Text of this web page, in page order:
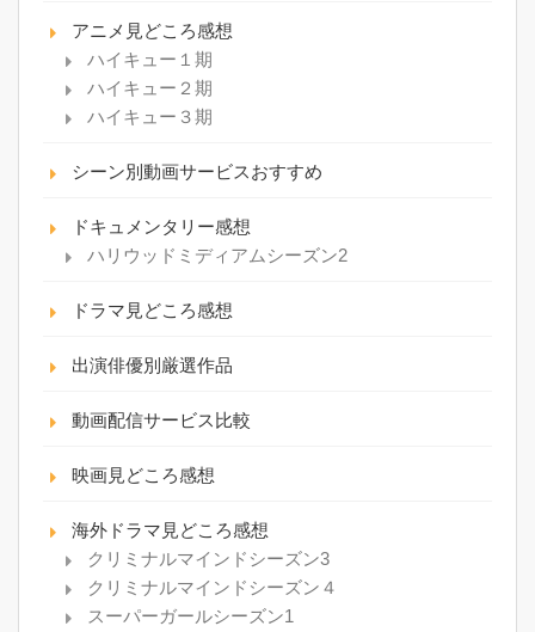
アニメ見どころ感想
ハイキュー１期
ハイキュー２期
ハイキュー３期
シーン別動画サービスおすすめ
ドキュメンタリー感想
ハリウッドミディアムシーズン2
ドラマ見どころ感想
出演俳優別厳選作品
動画配信サービス比較
映画見どころ感想
海外ドラマ見どころ感想
クリミナルマインドシーズン3
クリミナルマインドシーズン４
スーパーガールシーズン1